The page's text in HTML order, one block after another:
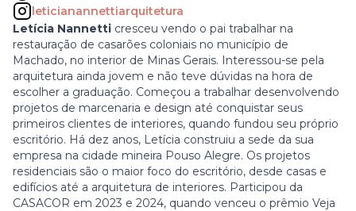
leticianannettiarquitetura
Letícia Nannetti cresceu vendo o pai trabalhar na
restauração de casarões coloniais no município de
Machado, no interior de Minas Gerais. Interessou-se pela
arquitetura ainda jovem e não teve dúvidas na hora de
escolher a graduação. Começou a trabalhar desenvolvendo
projetos de marcenaria e design até conquistar seus
primeiros clientes de interiores, quando fundou seu próprio
escritório. Há dez anos, Letícia construiu a sede da sua
empresa na cidade mineira Pouso Alegre. Os projetos
residenciais são o maior foco do escritório, desde casas e
edifícios até a arquitetura de interiores. Participou da
CASACOR em 2023 e 2024, quando venceu o prêmio Veja